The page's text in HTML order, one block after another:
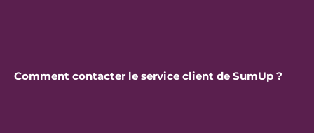
Comment contacter le service client de SumUp ?